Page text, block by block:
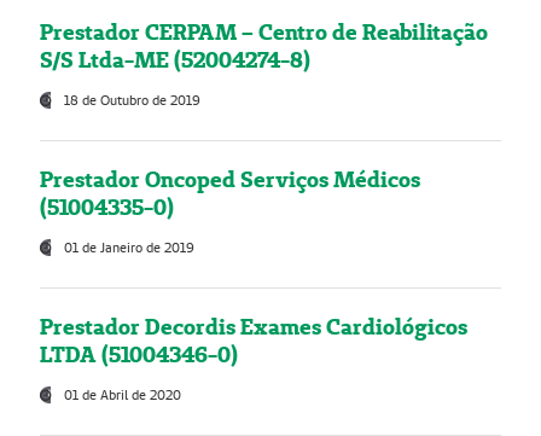
Prestador CERPAM – Centro de Reabilitação
S/S Ltda-ME (52004274-8)
18 de Outubro de 2019
Prestador Oncoped Serviços Médicos
(51004335-0)
01 de Janeiro de 2019
Prestador Decordis Exames Cardiológicos
LTDA (51004346-0)
01 de Abril de 2020